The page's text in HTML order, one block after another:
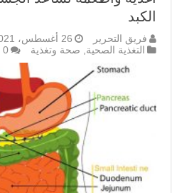
الكبد
فريق التحرير
26 أغسطس، 2021
التغذية الصحية
صحة وتغذية 0